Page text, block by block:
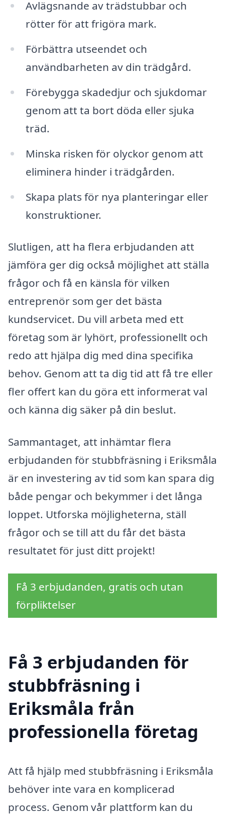
Avlägsnande av trädstubbar och
rötter för att frigöra mark.
Förbättra utseendet och
användbarheten av din trädgård.
Förebygga skadedjur och sjukdomar
genom att ta bort döda eller sjuka
träd.
Minska risken för olyckor genom att
eliminera hinder i trädgården.
Skapa plats för nya planteringar eller
konstruktioner.
Slutligen, att ha flera erbjudanden att
jämföra ger dig också möjlighet att ställa
frågor och få en känsla för vilken
entreprenör som ger det bästa
kundservicet. Du vill arbeta med ett
företag som är lyhört, professionellt och
redo att hjälpa dig med dina specifika
behov. Genom att ta dig tid att få tre eller
fler offert kan du göra ett informerat val
och känna dig säker på din beslut.
Sammantaget, att inhämtar flera
erbjudanden för stubbfräsning i Eriksmåla
är en investering av tid som kan spara dig
både pengar och bekymmer i det långa
loppet. Utforska möjligheterna, ställ
frågor och se till att du får det bästa
resultatet för just ditt projekt!
Få 3 erbjudanden, gratis och utan
förpliktelser
Få 3 erbjudanden för
stubbfräsning i
Eriksmåla från
professionella företag
Att få hjälp med stubbfräsning i Eriksmåla
behöver inte vara en komplicerad
process. Genom vår plattform kan du